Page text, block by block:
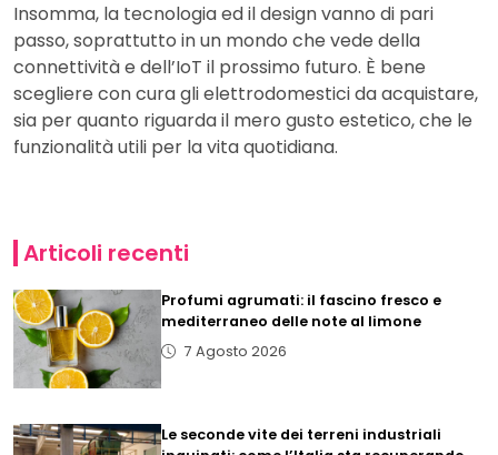
Insomma, la tecnologia ed il design vanno di pari
passo, soprattutto in un mondo che vede della
connettività e dell’IoT il prossimo futuro. È bene
scegliere con cura gli elettrodomestici da acquistare,
sia per quanto riguarda il mero gusto estetico, che le
funzionalità utili per la vita quotidiana.
Articoli recenti
Profumi agrumati: il fascino fresco e
mediterraneo delle note al limone
7 Agosto 2026
Le seconde vite dei terreni industriali